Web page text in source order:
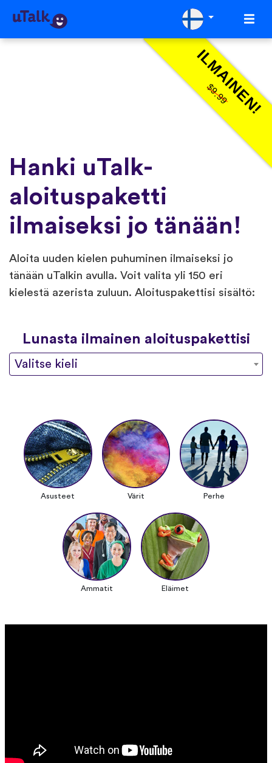
ILMAINEN!
$9.99
Hanki uTalk-
aloituspaketti
ilmaiseksi jo tänään!
Aloita uuden kielen puhuminen ilmaiseksi jo
tänään uTalkin avulla. Voit valita yli 150 eri
kielestä azerista zuluun. Aloituspakettisi sisältö:
Lunasta ilmainen aloituspakettisi
Valitse kieli
Asusteet Värit Perhe
Ammatit Eläimet